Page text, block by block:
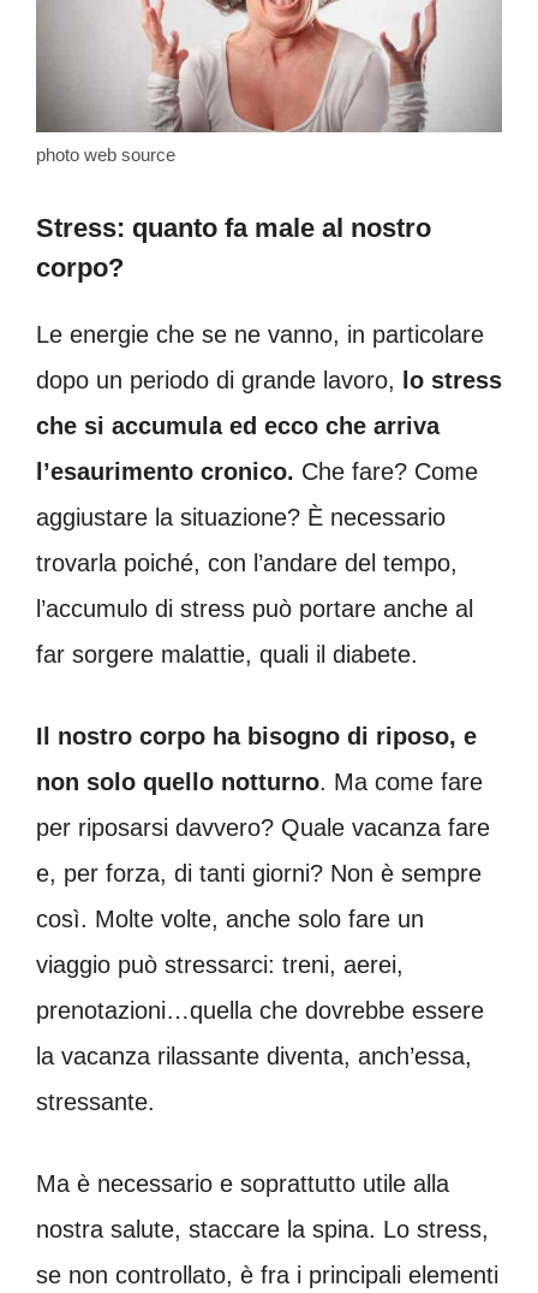
photo web source
Stress: quanto fa male al nostro
corpo?
Le energie che se ne vanno, in particolare
dopo un periodo di grande lavoro,
lo stress
che si accumula ed ecco che arriva
l’esaurimento cronico. Che fare? Come
aggiustare la situazione? È necessario
trovarla poiché, con l’andare del tempo,
l’accumulo di stress può portare anche al
far sorgere malattie, quali il diabete.
Il nostro corpo ha bisogno di riposo, e
non solo quello notturno. Ma come fare
per riposarsi davvero? Quale vacanza fare
e, per forza, di tanti giorni? Non è sempre
così. Molte volte, anche solo fare un
viaggio può stressarci: treni, aerei,
prenotazioni…quella che dovrebbe essere
la vacanza rilassante diventa, anch’essa,
stressante.
Ma è necessario e soprattutto utile alla
nostra salute, staccare la spina. Lo stress,
se non controllato, è fra i principali elementi